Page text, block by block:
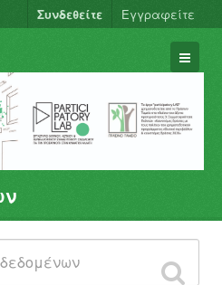
Συνδεθείτε Εγγραφείτε